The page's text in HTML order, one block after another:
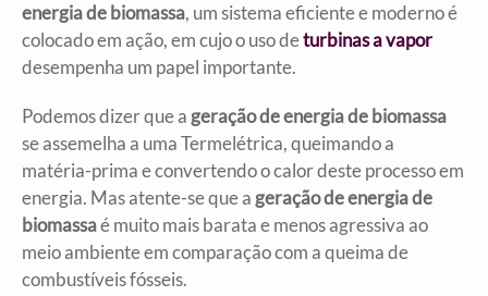
energia de biomassa, um sistema eficiente e moderno é
colocado em ação, em cujo o uso deturbinas a vapor
desempenha um papel importante.
Podemos dizer que a geração de energia de biomassa
se assemelha a uma Termelétrica, queimando a
matéria-prima e convertendo o calor deste processo em
energia. Mas atente-se que a geração de energia de
biomassaé muito mais barata e menos agressiva ao
meio ambiente em comparação com a queima de
combustíveis fósseis.